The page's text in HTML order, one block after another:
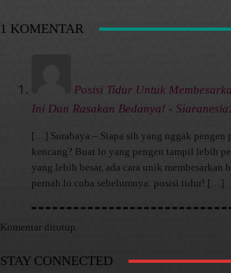
1 KOMENTAR
Posisi Tidur Untuk
Ini Dan Rasakan Bedanya! - Siaranesia
[…] Surabaya – Siapa sih yang nggak pengen
kencang? Buat lo yang pengen tampil lebih
yang lebih besar, ada cara unik
pernah lo coba sebelumnya: posisi tidur! […]
Komentar ditutup.
STAY CONNECTED